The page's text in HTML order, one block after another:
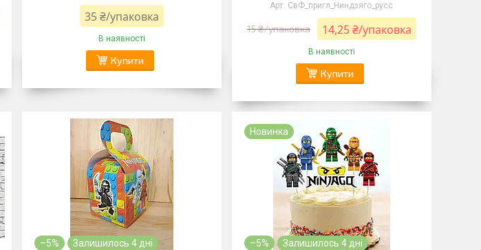
35 ₴/упаковка
В наявності
Купити
СвФ_пригл_Ниндзяго_русс
15 ₴/упаковка 14,25 ₴/упаковка
В наявності
Купити
–5% Залишилось 4 дні
Новинка
–5% Залишилось 4 дні